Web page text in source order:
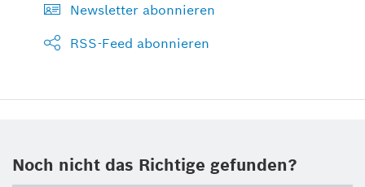
Newsletter abonnieren
RSS-Feed abonnieren
Noch nicht das Richtige gefunden?